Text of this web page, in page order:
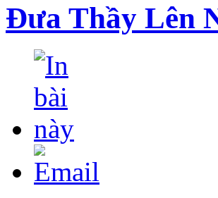
Đưa Thầy Lên